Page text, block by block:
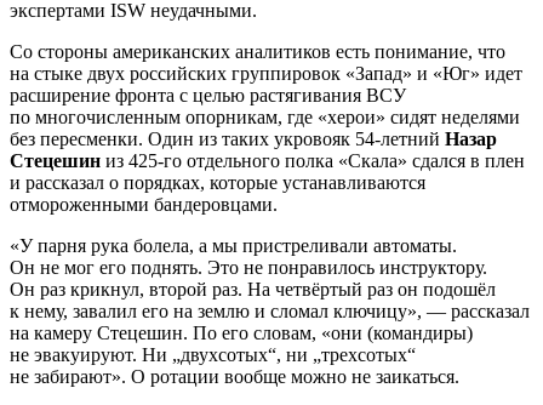
экспертами ISW неудачными.
Со стороны американских аналитиков есть понимание, что
на стыке двух российских группировок «Запад» и «Юг» идет
расширение фронта с целью растягивания ВСУ
по многочисленным опорникам, где «херои» сидят неделями
без пересменки. Один из таких укровояк 54-летний Назар
Стецешин из 425-го отдельного полка «Скала» сдался в плен
и рассказал о порядках, которые устанавливаются
отмороженными бандеровцами.
«У парня рука болела, а мы пристреливали автоматы.
Он не мог его поднять. Это не понравилось инструктору.
Он раз крикнул, второй раз. На четвёртый раз он подошёл
к нему, завалил его на землю и сломал ключицу», — рассказал
на камеру Стецешин. По его словам, «они (командиры)
не эвакуируют. Ни „двухсотых“, ни „трехсотых“
не забирают». О ротации вообще можно не заикаться.